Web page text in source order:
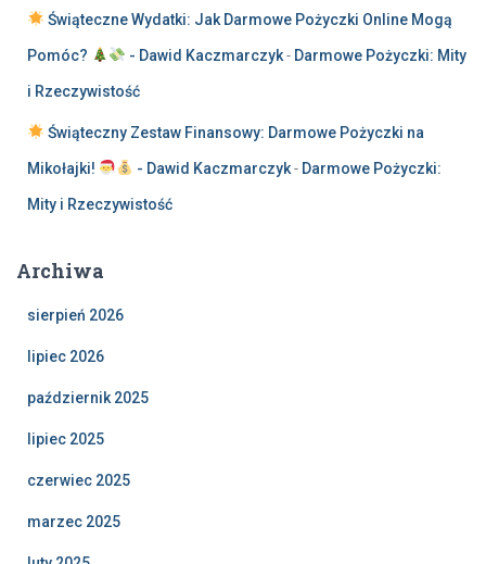
Świąteczne Wydatki: Jak Darmowe Pożyczki Online Mogą
Pomóc? - Dawid Kaczmarczyk- Darmowe Pożyczki: Mity
i Rzeczywistość
Świąteczny Zestaw Finansowy: Darmowe Pożyczki na
Mikołajki! - Dawid Kaczmarczyk- Darmowe Pożyczki:
Mity i Rzeczywistość
Archiwa
sierpień 2026
lipiec 2026
październik 2025
lipiec 2025
czerwiec 2025
marzec 2025